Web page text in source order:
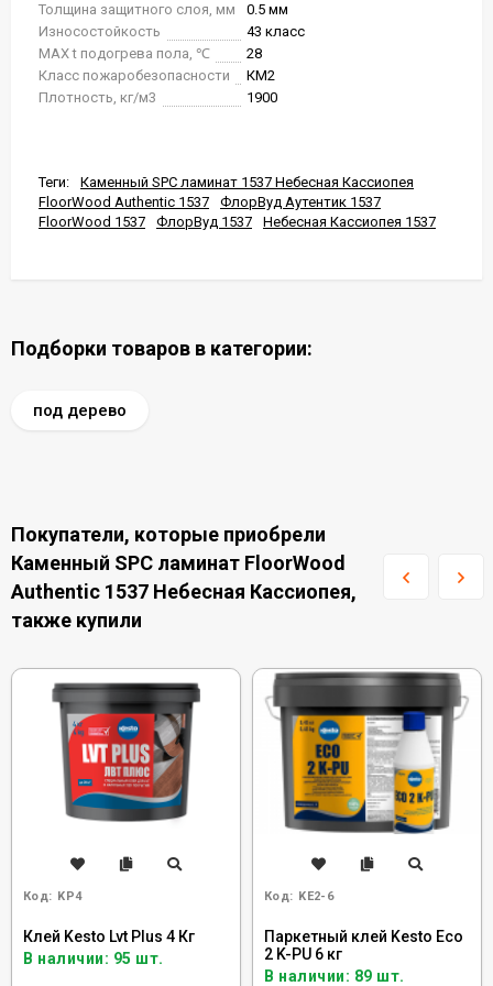
Толщина защитного слоя, мм
0.5 мм
Износостойкость
43 класс
MAX t подогрева пола, ℃
28
Класс пожаробезопасности
КМ2
Плотность, кг/м3
1900
Теги:
Каменный SPC ламинат 1537 Небесная Кассиопея
FloorWood Authentic 1537
ФлорВуд Аутентик 1537
FloorWood 1537
ФлорВуд 1537 Небесная Кассиопея 1537
Подборки товаров в категории:
под дерево
Покупатели, которые приобрели
Каменный SPC ламинат FloorWood
Authentic 1537 Небесная Кассиопея,
также купили
Код: KP4
Клей Kesto Lvt Plus 4 Кг
В наличии: 95 шт.
Код: KE2-6
Паркетный клей Kesto Eco
2 K-PU 6 кг
В наличии: 89 шт.